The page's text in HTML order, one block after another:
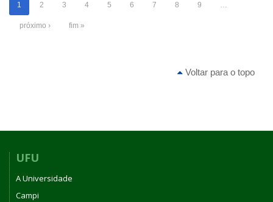
1 2 3 4 5 6 7 8 9 …
próximo › fim »
Voltar para o topo
UFU
A Universidade
Campi